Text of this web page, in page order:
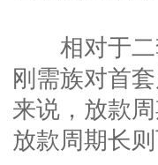
相对于二
刚需族对首
来说，放款
放款周期长